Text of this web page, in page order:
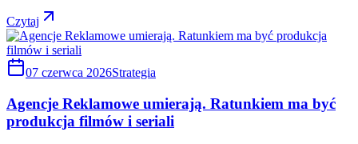
Czytaj
07 czerwca 2026Strategia
Agencje Reklamowe umierają. Ratunkiem ma być
produkcja filmów i seriali